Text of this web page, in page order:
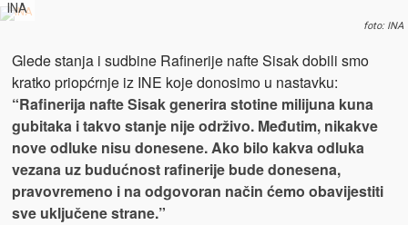
INA
foto: INA
Glede stanja i sudbine Rafinerije nafte Sisak dobili smo
kratko priopćrnje iz INE koje donosimo u nastavku:
“Rafinerija nafte Sisak generira stotine milijuna kuna
gubitaka i takvo stanje nije održivo. Međutim, nikakve
nove odluke nisu donesene. Ako bilo kakva odluka
vezana uz budućnost rafinerije bude donesena,
pravovremeno i na odgovoran način ćemo obavijestiti
sve uključene strane.”